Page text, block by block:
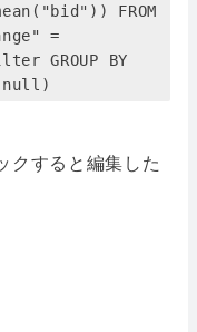
FROM
=
GROUP BY
クすると編集した